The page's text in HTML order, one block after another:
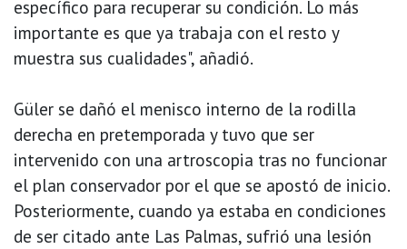
específico para recuperar su condición. Lo más
importante es que ya trabaja con el resto y
muestra sus cualidades", añadió.
Güler se dañó el menisco interno de la rodilla
derecha en pretemporada y tuvo que ser
intervenido con una artroscopia tras no funcionar
el plan conservador por el que se apostó de inicio.
Posteriormente, cuando ya estaba en condiciones
de ser citado ante Las Palmas, sufrió una lesión